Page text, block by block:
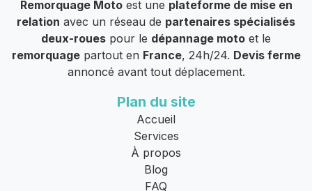
Remorquage Motoest une plateforme de mise en
relation avec un réseau de partenaires spécialisés
deux-roues pour le dépannage moto et le
remorquagepartout en France, 24h/24. Devis ferme
annoncé avant tout déplacement.
Plan du site
Accueil
Services
À propos
Blog
FAQ